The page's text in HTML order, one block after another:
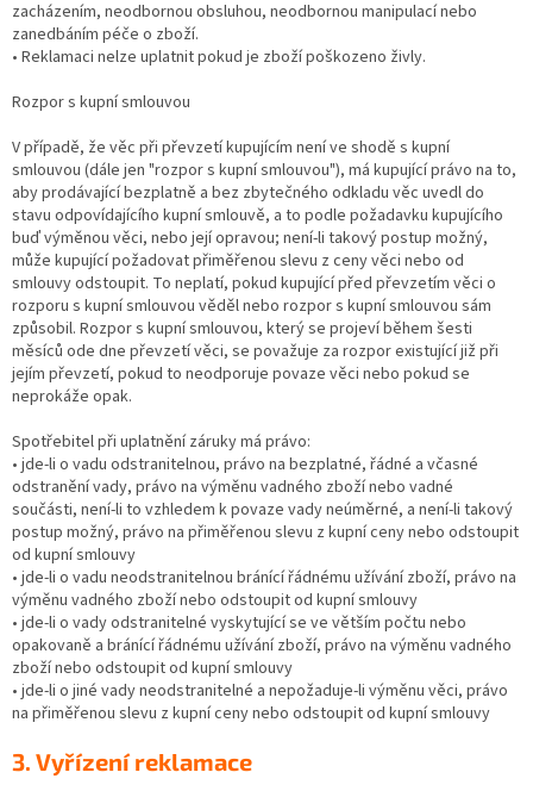
zacházením, neodbornou obsluhou, neodbornou manipulací nebo
zanedbáním péče o zboží.
• Reklamaci nelze uplatnit pokud je zboží poškozeno živly.
Rozpor s kupní smlouvou
V případě, že věc při převzetí kupujícím není ve shodě s kupní
smlouvou (dále jen "rozpor s kupní smlouvou"), má kupující právo na to,
aby prodávající bezplatně a bez zbytečného odkladu věc uvedl do
stavu odpovídajícího kupní smlouvě, a to podle požadavku kupujícího
buď výměnou věci, nebo její opravou; není-li takový postup možný,
může kupující požadovat přiměřenou slevu z ceny věci nebo od
smlouvy odstoupit. To neplatí, pokud kupující před převzetím věci o
rozporu s kupní smlouvou věděl nebo rozpor s kupní smlouvou sám
způsobil. Rozpor s kupní smlouvou, který se projeví během šesti
měsíců ode dne převzetí věci, se považuje za rozpor existující již při
jejím převzetí, pokud to neodporuje povaze věci nebo pokud se
neprokáže opak.
Spotřebitel při uplatnění záruky má právo:
• jde-li o vadu odstranitelnou, právo na bezplatné, řádné a včasné
odstranění vady, právo na výměnu vadného zboží nebo vadné
součásti, není-li to vzhledem k povaze vady neúměrné, a není-li takový
postup možný, právo na přiměřenou slevu z kupní ceny nebo odstoupit
od kupní smlouvy
• jde-li o vadu neodstranitelnou bránící řádnému užívání zboží, právo na
výměnu vadného zboží nebo odstoupit od kupní smlouvy
• jde-li o vady odstranitelné vyskytující se ve větším počtu nebo
opakovaně a bránící řádnému užívání zboží, právo na výměnu vadného
zboží nebo odstoupit od kupní smlouvy
• jde-li o jiné vady neodstranitelné a nepožaduje-li výměnu věci, právo
na přiměřenou slevu z kupní ceny nebo odstoupit od kupní smlouvy
3. Vyřízení reklamace